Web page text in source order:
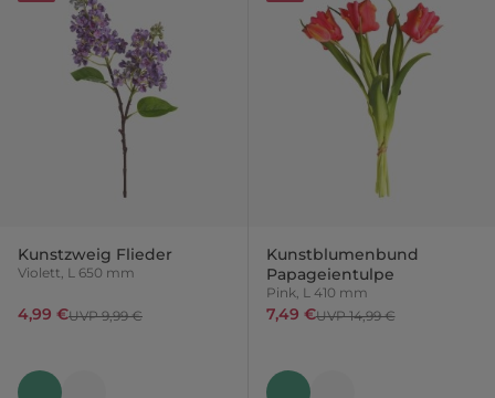
Kunstzweig Flieder
Violett, L 650 mm
4,99 €UVP 9,99 €
Kunstblumenbund
Papageientulpe
Pink, L 410 mm
7,49 €UVP 14,99 €